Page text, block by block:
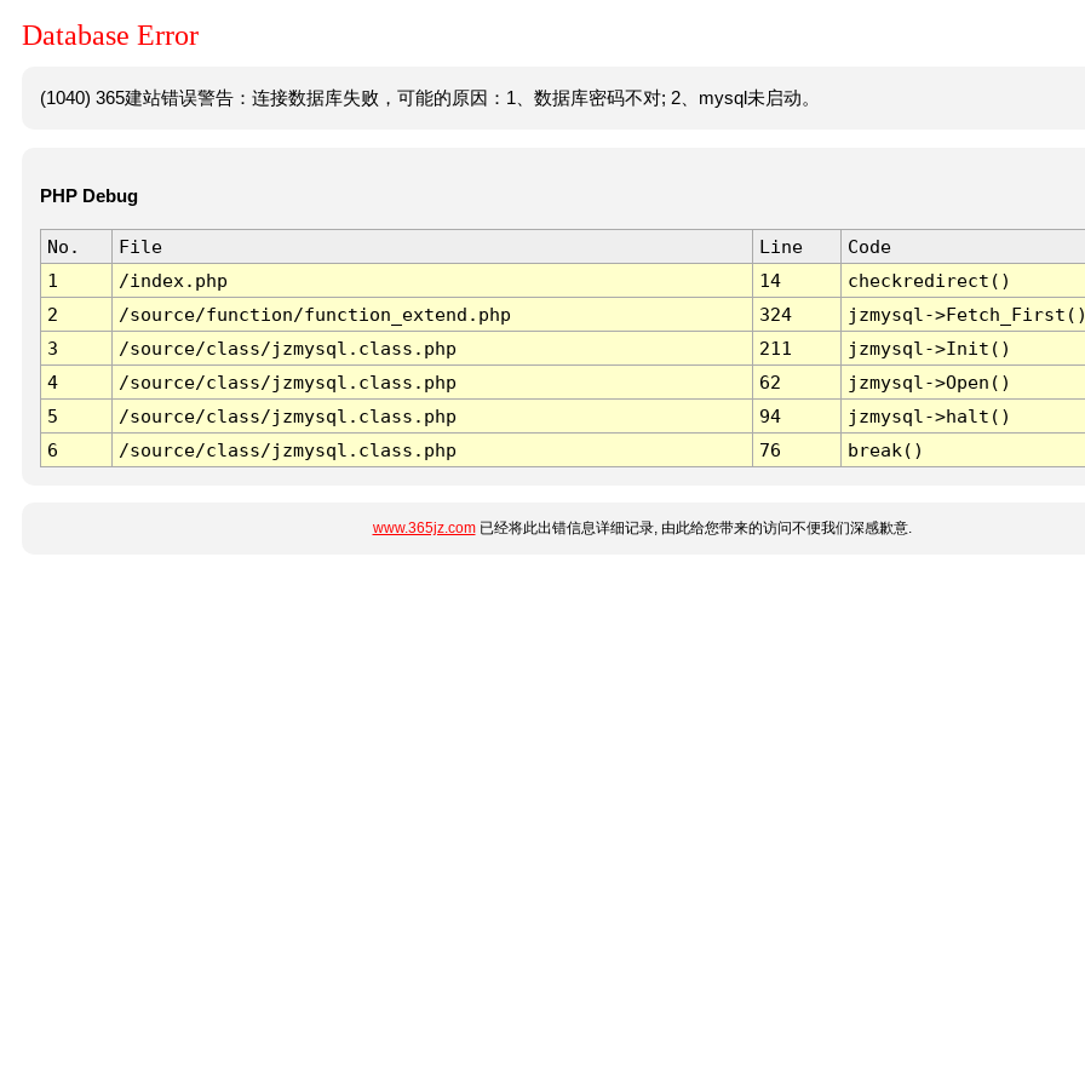
Database Error
(1040) 365建站错误警告：连接数据库失败，可能的原因：1、数据库密码不对; 2、mysql未启动。
PHP Debug
No. File Line
Code
1
/index.php 14
checkredirect()
2
/source/function/function_extend.php 324
jzmysql-
3
/source/class/jzmysql.class.php 211
jzmysql->Init()
4
/source/class/jzmysql.class.php 62
jzmysql->Open()
5
/source/class/jzmysql.class.php 94
jzmysql->halt()
6
/source/class/jzmysql.class.php 76 break()
www.365jz.com已经将此出错信息详细记录, 由此给您带来的访问不便我们深感歉意.